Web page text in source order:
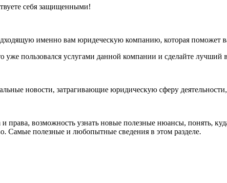
себя защищенными!
именно вам юридеческую компанию, которая поможет
уже пользовался услугами данной компании и сделайте
новости, затрагивающие юридическую сферу
права, возможность узнать новые полезные нюансы, понять,
Самые полезные и любопытные сведения в этом разделе.